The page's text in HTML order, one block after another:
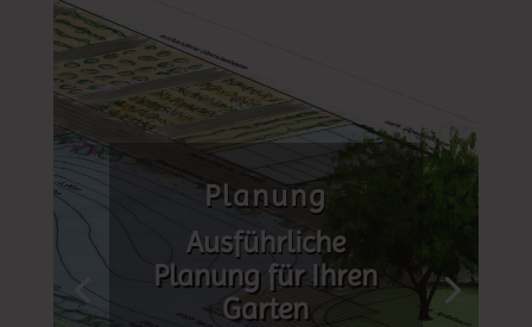
Planung
Ausführliche
Planung für Ihren
Garten